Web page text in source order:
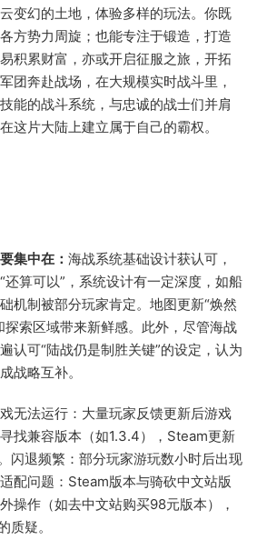
变幻的土地，体验多样的玩法。你既
方势力周旋；也能专注于锻造，打造
积累财富，亦或开启征服之旅，开拓
团奔赴战场，在大规模实时战斗里，
能的战斗系统，与忠诚的战士们并肩
这片大陆上建立属于自己的霸权。
集中在： 海战系统基础设计获认可，
算可以”，系统设计有一定深度，如船
机制被部分玩家肯定。地图更新“焕然
探索区域带来新鲜感。此外，尽管海战
认可“陆战仍是制胜关键”的设定，认为
战略互补。
无法运行：大量玩家反馈更新后游戏
找兼容版本（如1.3.4），Steam更新
闪退频繁：部分玩家游玩数小时后出现
配问题：Steam版本与骑砍中文站版
操作（如去中文站购买98元版本），
质疑。